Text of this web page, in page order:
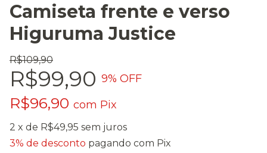
Camiseta frente e verso
Higuruma Justice
R$109,90
R$99,90 9% OFF
R$96,90 com Pix
2 x de R$49,95 sem juros
3% de desconto pagando com Pix